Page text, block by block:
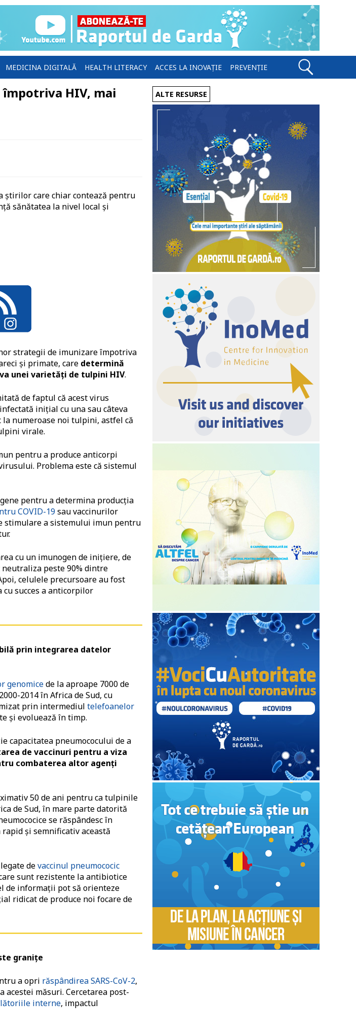
MEDICINA DIGITALĂ HEALTH LITERACY ACCES LA INOVAȚIE PREVENȚIE
HIV, mai
știrilor care chiar contează pentru
sănătatea la nivel local și
strategii de imunizare împotriva
şi primate, care determină
unei varietăţi de tulpini HIV.
de faptul că acest virus
iniţial cu una sau câteva
numeroase noi tulpini, astfel că
virale.
pentru a produce anticorpi
Problema este că sistemul
pentru a determina producţia
COVID-19 sau vaccinurilor
stimulare a sistemului imun pentru
cu un imunogen de iniţiere, de
neutraliza peste 90% dintre
celulele precursoare au fost
succes a anticorpilor
prin integrarea datelor
genomicede la aproape 7000 de
2014 în Africa de Sud, cu
prin intermediul telefoanelor
şi evoluează în timp.
capacitatea pneumococului de a
de vaccinuri pentru a viza
combaterea altor agenți
50 de ani pentru ca tulpinile
de Sud, în mare parte datorită
se răspândesc în
rapid și semnificativ această
devaccinul pneumococic
sunt rezistente la antibiotice
de informaţii pot să orienteze
ridicat de produce noi focare de
graniţe
a opri răspândirea SARS-CoV-2,
măsuri. Cercetarea post-
interne, impactul
ALTE RESURSE